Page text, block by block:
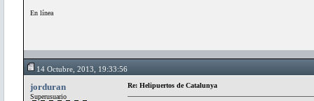
En línea
14 Octubre, 2013, 19:33:56
jorduran
Superusuario
Re: Helipuertos de Catalunya